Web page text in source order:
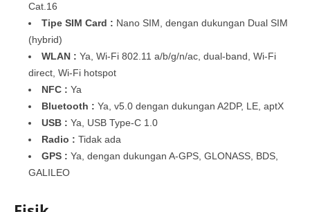
Cat.16
Tipe SIM Card : Nano SIM, dengan dukungan Dual SIM
(hybrid)
WLAN : Ya, Wi-Fi 802.11 a/b/g/n/ac, dual-band, Wi-Fi
direct, Wi-Fi hotspot
NFC : Ya
Bluetooth : Ya, v5.0 dengan dukungan A2DP, LE, aptX
USB : Ya, USB Type-C 1.0
Radio : Tidak ada
GPS : Ya, dengan dukungan A-GPS, GLONASS, BDS,
GALILEO